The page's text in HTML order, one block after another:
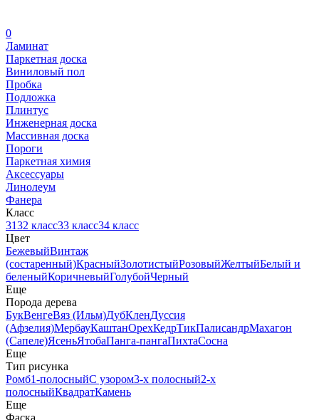
0
Ламинат
Паркетная доска
Виниловый пол
Пробка
Подложка
Плинтус
Инженерная доска
Массивная доска
Пороги
Паркетная химия
Аксессуары
Линолеум
Фанера
Класс
3132 класс33 класс34 класс
Цвет
БежевыйВинтаж
(состаренный)КрасныйЗолотистыйРозовыйЖелтыйБелый и
беленыйКоричневыйГолубойЧерный
Еще
Порода дерева
БукВенгеВяз (Ильм)ДубКленДуссия
(Афзелия)МербауКаштанОрехКедрТикПалисандрМахагон
(Сапеле)ЯсеньЯтобаПанга-пангаПихтаСосна
Еще
Тип рисунка
Ромб1-полосныйС узором3-х полосный2-х
полосныйКвадратКамень
Еще
Фаска